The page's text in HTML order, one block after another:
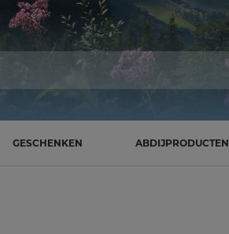
GESCHENKEN ABDIJPRODUCTEN